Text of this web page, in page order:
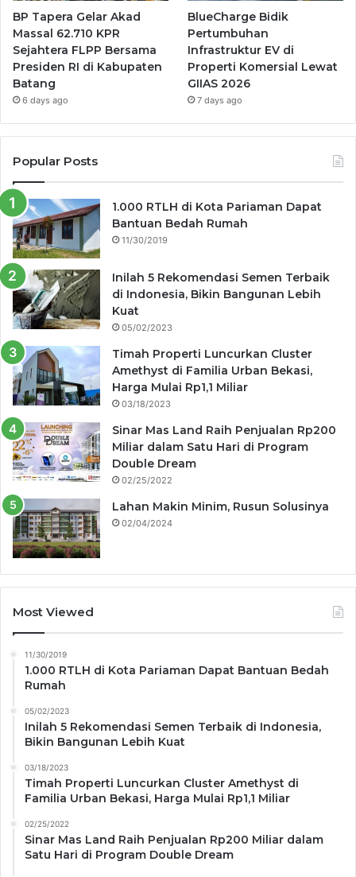
BP Tapera Gelar Akad
Massal 62.710 KPR
Sejahtera FLPP Bersama
Presiden RI di Kabupaten
Batang
6 days ago
BlueCharge Bidik
Pertumbuhan
Infrastruktur EV di
Properti Komersial Lewat
GIIAS 2026
7 days ago
Popular Posts
1.000 RTLH di Kota Pariaman Dapat
Bantuan Bedah Rumah
11/30/2019
Inilah 5 Rekomendasi Semen Terbaik
di Indonesia, Bikin Bangunan Lebih
Kuat
05/02/2023
Timah Properti Luncurkan Cluster
Amethyst di Familia Urban Bekasi,
Harga Mulai Rp1,1 Miliar
03/18/2023
Sinar Mas Land Raih Penjualan Rp200
Miliar dalam Satu Hari di Program
Double Dream
02/25/2022
Lahan Makin Minim, Rusun Solusinya
02/04/2024
Most Viewed
11/30/2019
1.000 RTLH di Kota Pariaman Dapat Bantuan Bedah
Rumah
05/02/2023
Inilah 5 Rekomendasi Semen Terbaik di Indonesia,
Bikin Bangunan Lebih Kuat
03/18/2023
Timah Properti Luncurkan Cluster Amethyst di
Familia Urban Bekasi, Harga Mulai Rp1,1 Miliar
02/25/2022
Sinar Mas Land Raih Penjualan Rp200 Miliar dalam
Satu Hari di Program Double Dream